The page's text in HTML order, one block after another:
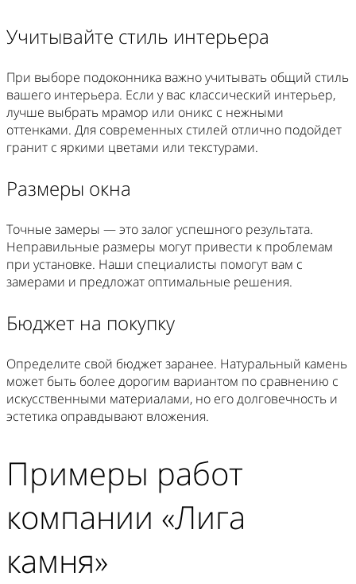
Учитывайте стиль интерьера
При выборе подоконника важно учитывать общий стиль
вашего интерьера. Если у вас классический интерьер,
лучше выбрать мрамор или оникс с нежными
оттенками. Для современных стилей отлично подойдет
гранит с яркими цветами или текстурами.
Размеры окна
Точные замеры — это залог успешного результата.
Неправильные размеры могут привести к проблемам
при установке. Наши специалисты помогут вам с
замерами и предложат оптимальные решения.
Бюджет на покупку
Определите свой бюджет заранее. Натуральный камень
может быть более дорогим вариантом по сравнению с
искусственными материалами, но его долговечность и
эстетика оправдывают вложения.
Примеры работ
компании «Лига
камня»